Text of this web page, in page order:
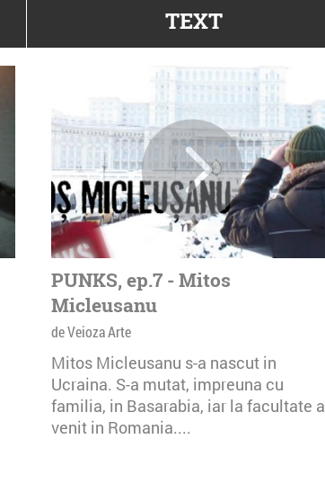
poloneze la București
All Stars For
Outernational
TEXT
PUNKS, ep.7 - Mitos
Micleusanu
de Veioza Arte
Mitos Micleusanu s-a nascut in
Ucraina. S-a mutat, impreuna cu
familia, in Basarabia, iar la facultate a
venit in Romania....